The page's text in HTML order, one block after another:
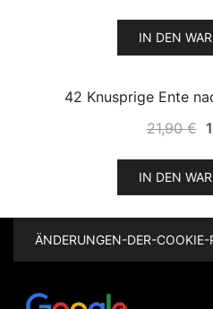
IN DEN
42 Knusprige Ente
21,90€
IN DEN
ÄNDERUNGEN-DER-